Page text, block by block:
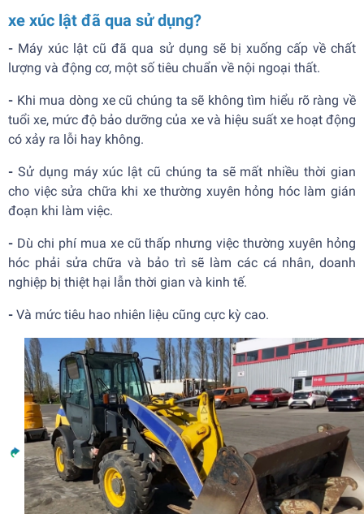
xe xúc lật đã qua sử dụng?
- Máy xúc lật cũ đã qua sử dụng sẽ bị xuống cấp về chất
lượng và động cơ, một số tiêu chuẩn về nội ngoại thất.
- Khi mua dòng xe cũ chúng ta sẽ không tìm hiểu rõ ràng về
tuổi xe, mức độ bảo dưỡng của xe và hiệu suất xe hoạt động
có xảy ra lỗi hay không.
- Sử dụng máy xúc lật cũ chúng ta sẽ mất nhiều thời gian
cho việc sửa chữa khi xe thường xuyên hỏng hóc làm gián
đoạn khi làm việc.
- Dù chi phí mua xe cũ thấp nhưng việc thường xuyên hỏng
hóc phải sửa chữa và bảo trì sẽ làm các cá nhân, doanh
nghiệp bị thiệt hại lẫn thời gian và kinh tế.
- Và mức tiêu hao nhiên liệu cũng cực kỳ cao.